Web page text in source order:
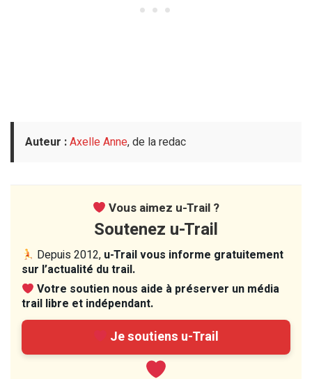
Auteur :Axelle Anne, de la redac
Vous aimez u-Trail ?
Soutenez u-Trail
Depuis 2012, u-Trail vous informe gratuitement
sur l’actualité du trail.
Votre soutien nous aide à préserver un média
trail libre et indépendant.
Je soutiens u-Trail